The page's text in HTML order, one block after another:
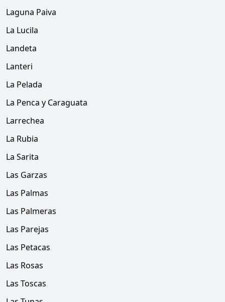
Laguna Paiva
La Lucila
Landeta
Lanteri
La Pelada
La Penca y Caraguata
Larrechea
La Rubia
La Sarita
Las Garzas
Las Palmas
Las Palmeras
Las Parejas
Las Petacas
Las Rosas
Las Toscas